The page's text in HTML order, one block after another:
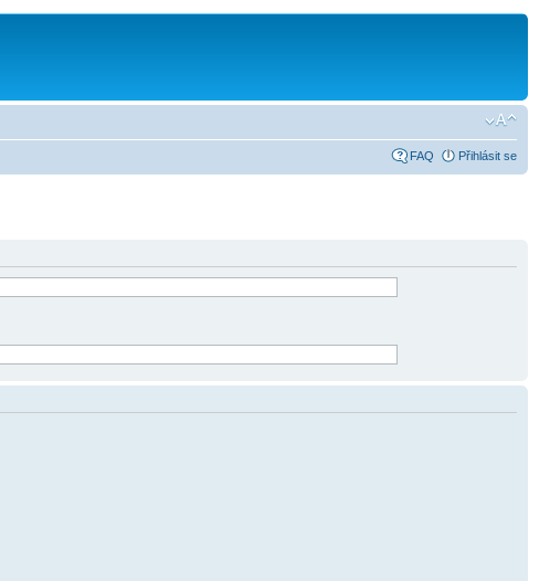
FAQ Přihlásit se